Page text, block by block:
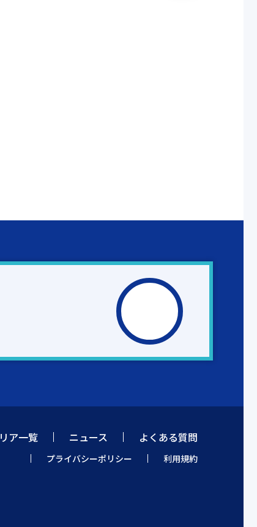
ア一覧 ニュース よくある質問
プライバシーポリシー 利用規約